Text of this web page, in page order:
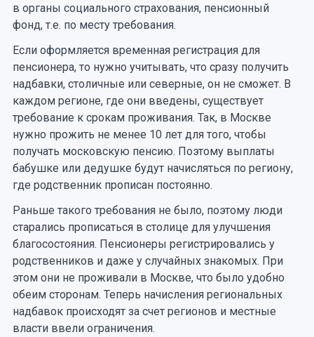
в органы социального страхования, пенсионный
фонд, т.е. по месту требования.
Если оформляется временная регистрация для
пенсионера, то нужно учитывать, что сразу получить
надбавки, столичные или северные, он не сможет. В
каждом регионе, где они введены, существует
требование к срокам проживания. Так, в Москве
нужно прожить не менее 10 лет для того, чтобы
получать московскую пенсию. Поэтому выплаты
бабушке или дедушке будут начисляться по региону,
где родственник прописан постоянно.
Раньше такого требования не было, поэтому люди
старались прописаться в столице для улучшения
благосостояния. Пенсионеры регистрировались у
родственников и даже у случайных знакомых. При
этом они не проживали в Москве, что было удобно
обеим сторонам. Теперь начисления региональных
надбавок происходят за счет регионов и местные
власти ввели ограничения.